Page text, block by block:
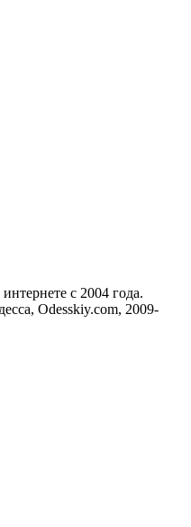
с 2004 года.
Odesskiy.com, 2009-